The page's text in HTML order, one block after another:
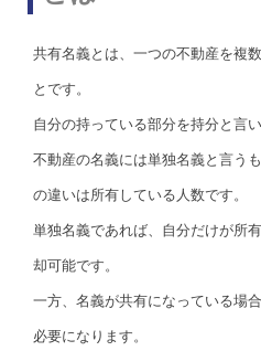
共有名義とは、一つの不動産を複
とです。
自分の持っている部分を持分と言い
不動産の名義には単独名義と言う
の違いは所有している人数です。
単独名義であれば、自分だけが所
却可能です。
一方、名義が共有になっている場
必要になります。